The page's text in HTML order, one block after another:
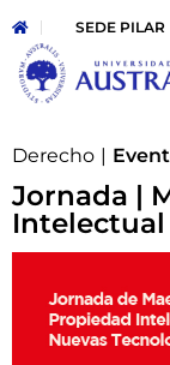
SEDE PILAR
Derecho |
Jornada |
Intelectual